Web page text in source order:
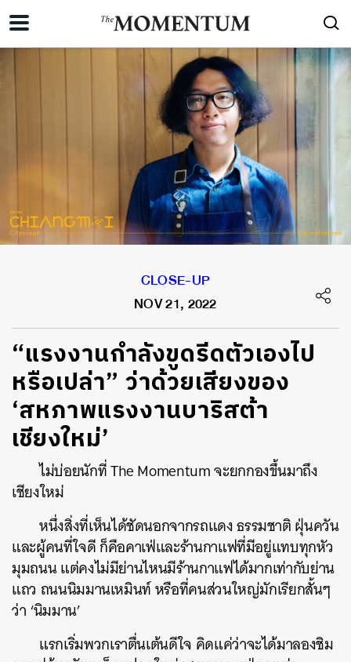
CLOSE-UP
NOV 21, 2022
“แรงงานกำลังขูดรีดตัวเองไป
หรือเปล่า” ว่าด้วยเสียงของ
‘สหภาพแรงงานบาริสต้า
เชียงใหม่’
ไม่บ่อยนักที่ The Momentum จะยกกองขึ้นมาถึง
เชียงใหม่
หนึ่งสิ่งที่เห็นได้ชัดนอกจากรถแดง ธรรมชาติ ฝุ่นควัน
และผู้คนที่ใจดี ก็คือคาเฟ่และร้านกาแฟที่มีอยู่แทบทุกหัว
มุมถนน แต่คงไม่มีย่านไหนมีร้านกาแฟได้มากเท่ากับย่าน
แถว ถนนนิมมานเหมินท์ หรือที่คนส่วนใหญ่มักเรียกสั้นๆ
ว่า ‘นิมมาน’
แรกเริ่มพวกเราตื่นเต้นดีใจ คิดแค่ว่าจะได้มาลองชิม